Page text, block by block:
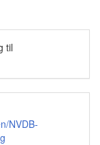
til
NVDB-